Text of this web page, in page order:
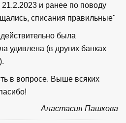
21.2.2023 и ранее по поводу
списания правильные"
была
удивлена (в других банках
в вопросе. Выше всяких
Анастасия Пашкова